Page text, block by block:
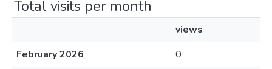
Total visits per month
views
February 2026
0